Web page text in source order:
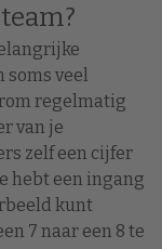
veel
regelmatig
van je
zelf een cijfer
hebt een ingang
kunt
7 naar een 8 te